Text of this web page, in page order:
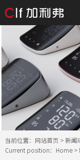
当前位置： 网站首页 >新闻
Current position： Home >